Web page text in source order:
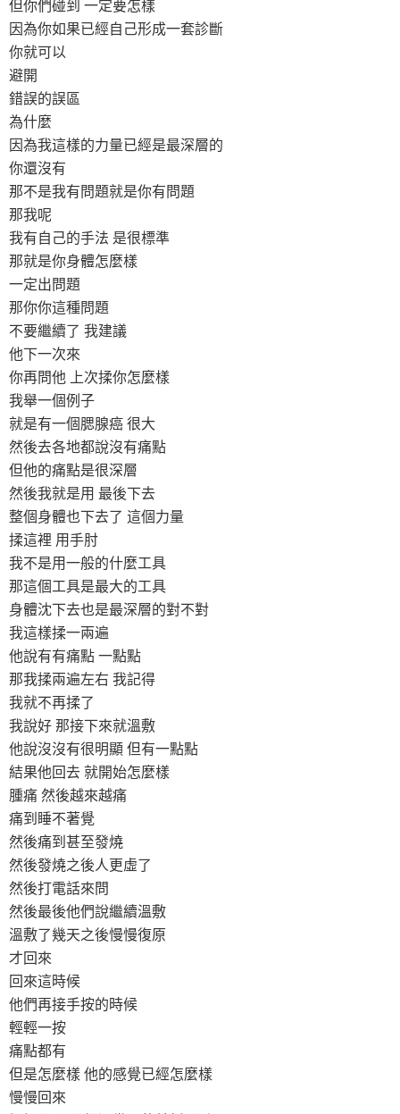
但你們碰到 一定要怎樣
因為你如果已經自己形成一套診斷
你就可以
避開
錯誤的誤區
為什麼
因為我這樣的力量已經是最深層的
你還沒有
那不是我有問題就是你有問題
那我呢
我有自己的手法 是很標準
那就是你身體怎麼樣
一定出問題
那你你這種問題
不要繼續了 我建議
他下一次來
你再問他 上次揉你怎麼樣
我舉一個例子
就是有一個腮腺癌 很大
然後去各地都說沒有痛點
但他的痛點是很深層
然後我就是用 最後下去
整個身體也下去了 這個力量
揉這裡 用手肘
我不是用一般的什麼工具
那這個工具是最大的工具
身體沈下去也是最深層的對不對
我這樣揉一兩遍
他說有有痛點 一點點
那我揉兩遍左右 我記得
我就不再揉了
我說好 那接下來就溫敷
他說沒沒有很明顯 但有一點點
結果他回去 就開始怎麼樣
腫痛 然後越來越痛
痛到睡不著覺
然後痛到甚至發燒
然後發燒之後人更虛了
然後打電話來問
然後最後他們說繼續溫敷
溫敷了幾天之後慢慢復原
才回來
回來這時候
他們再接手按的時候
輕輕一按
痛點都有
但是怎麼樣 他的感覺已經怎麼樣
慢慢回來